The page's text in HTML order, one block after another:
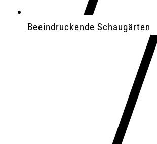
Beeindruckende Schaugärten